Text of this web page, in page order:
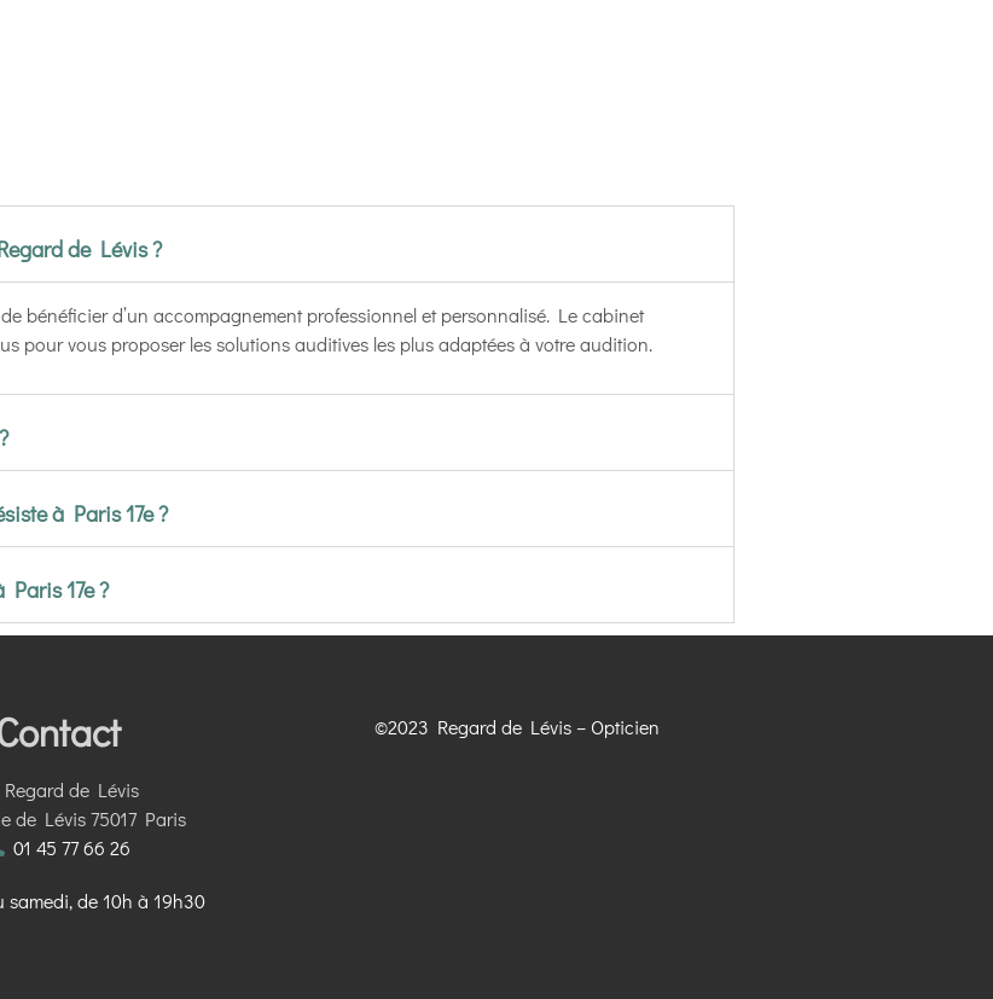
de Lévis ?
bénéficier d’un accompagnement professionnel et personnalisé. Le cabinet
pour vous proposer les solutions auditives les plus adaptées à votre audition.
à Paris 17e ?
17e ?
Regard de Lévis
de Lévis 75017 Paris
01 45 77 66 26
samedi, de 10h à 19h30
©2023 Regard de Lévis – Opticien